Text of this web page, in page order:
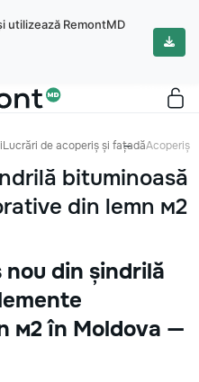
utilizează RemontMD
Lucrări de acoperiș și fațadăAcoperiș
bituminoasă
din lemn м2
din șindrilă
м2 în Moldova —